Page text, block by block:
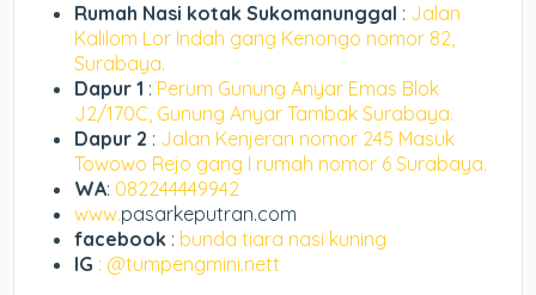
Rumah Nasi kotak Sukomanunggal : Jalan
Kalilom Lor Indah gang Kenongo nomor 82,
Surabaya.
Dapur 1 : Perum Gunung Anyar Emas Blok
J2/170C, Gunung Anyar Tambak Surabaya.
Dapur 2 : Jalan Kenjeran nomor 245 Masuk
Towowo Rejo gang I rumah nomor 6 Surabaya.
WA: 082244449942
www.pasarkeputran.com
facebook : bunda tiara nasi kuning
IG : @tumpengmini.nett